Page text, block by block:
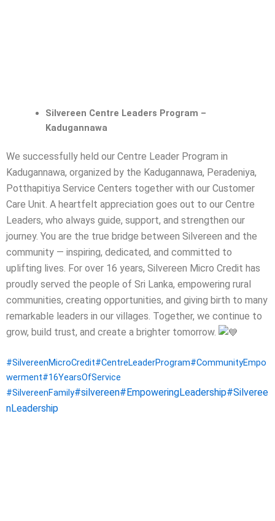
Silvereen Centre Leaders Program –
Kadugannawa
We successfully held our Centre Leader Program in
Kadugannawa, organized by the Kadugannawa, Peradeniya,
Potthapitiya Service Centers together with our Customer
Care Unit. A heartfelt appreciation goes out to our Centre
Leaders, who always guide, support, and strengthen our
journey. You are the true bridge between Silvereen and the
community — inspiring, dedicated, and committed to
uplifting lives. For over 16 years, Silvereen Micro Credit has
proudly served the people of Sri Lanka, empowering rural
communities, creating opportunities, and giving birth to many
remarkable leaders in our villages. Together, we continue to
grow, build trust, and create a brighter tomorrow.
#SilvereenMicroCredit#CentreLeaderProgram#CommunityEmpo
werment#16YearsOfService
#SilvereenFamily#silvereen#EmpoweringLeadership#Silveree
nLeadership